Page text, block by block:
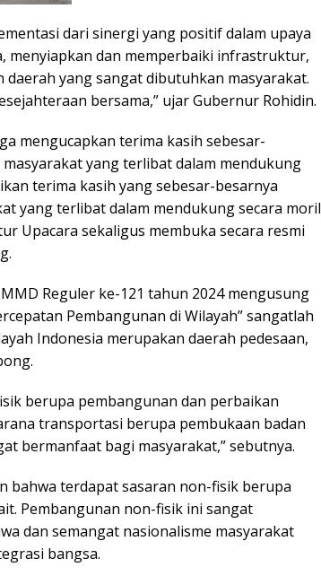
dari sinergi yang positif dalam upaya
menyiapkan dan memperbaiki infrastruktur,
yang sangat dibutuhkan masyarakat.
bersama,” ujar Gubernur Rohidin.
mengucapkan terima kasih sebesar-
yang terlibat dalam mendukung
terima kasih yang sebesar-besarnya
yang terlibat dalam mendukung secara moril
Upacara sekaligus membuka secara resmi
Reguler ke-121 tahun 2024 mengusung
Pembangunan di Wilayah” sangatlah
Indonesia merupakan daerah pedesaan,
berupa pembangunan dan perbaikan
transportasi berupa pembukaan badan
bermanfaat bagi masyarakat,” sebutnya.
bahwa terdapat sasaran non-fisik berupa
Pembangunan non-fisik ini sangat
dan semangat nasionalisme masyarakat
bangsa.